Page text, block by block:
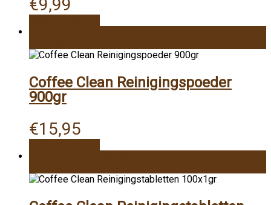
€9,99
Coffee Clean Reinigingspoeder
900gr
€15,95